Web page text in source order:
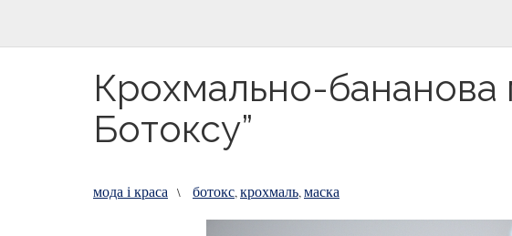
Крохмально-бананова
Ботоксу”
мода і краса \ ботокс,крохмаль,маска